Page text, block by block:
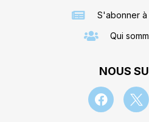
S'abonner
Qui
NOUS